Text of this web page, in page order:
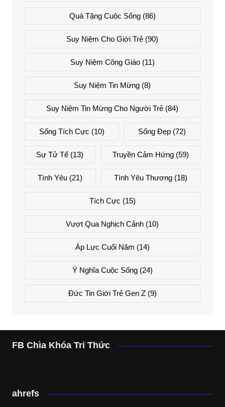
Quà Tặng Cuộc Sống(86)
Suy Niệm Cho Giới Trẻ (90)
Suy Niệm Công Giáo(11)
Suy Niệm Tin Mừng (8)
Suy Niệm Tin Mừng Cho Người Trẻ (84)
Sống Tích Cực (10) Sống Đẹp (72)
Sự Tử Tế (13) Truyền Cảm Hứng(59)
Tình Yêu (21) Tình Yêu Thương(18)
Tích Cực (15)
Vượt Qua Nghịch Cảnh (10)
Áp Lực Cuối Năm (14)
Ý Nghĩa Cuộc Sống(24)
Đức Tin Giới Trẻ Gen Z(9)
FB Chìa Khóa Tri Thức
ahrefs